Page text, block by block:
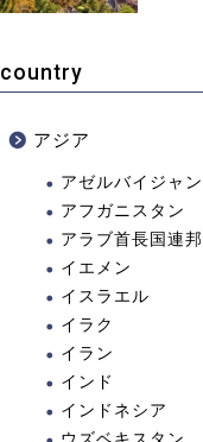
country
アジア
アゼルバイジャン
アフガニスタン
アラブ首長国連邦
イエメン
イスラエル
イラク
イラン
インド
インドネシア